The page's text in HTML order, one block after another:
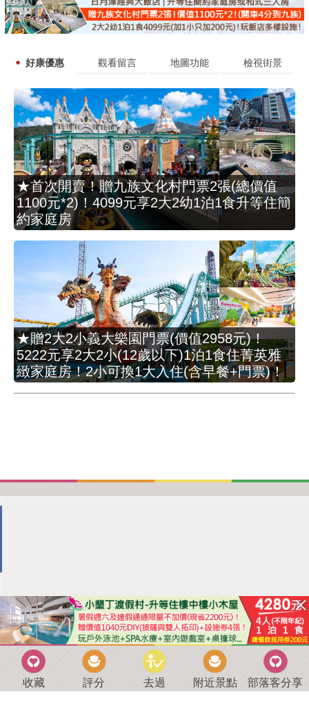
好康優惠 觀看留言 地圖功能 檢視街景
★首次開賣！贈九族文化村門票2張(總價值
1100元*2)！4099元享2大2幼1泊1食升等住簡
約家庭房
★贈2大2小義大樂園門票(價值2958元)！
5222元享2大2小(12歲以下)1泊1食住菁英雅
緻家庭房！2小可換1大入住(含早餐+門票)！
收藏 評分 去過 附近景點 部落客分享